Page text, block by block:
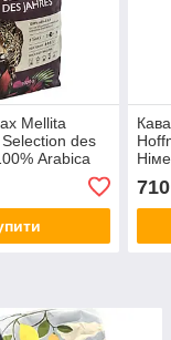
Mellita
des
Arabica
710